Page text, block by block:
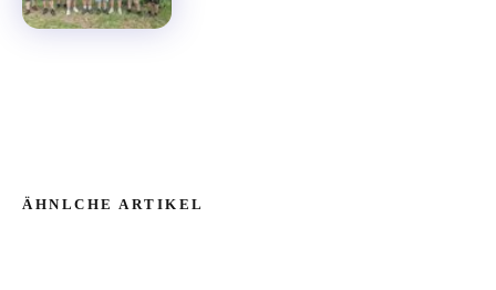
ÄHNLCHE ARTIKEL